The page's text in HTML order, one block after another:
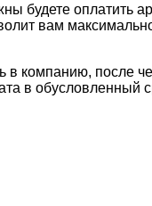
будете
вам
компанию, после
в